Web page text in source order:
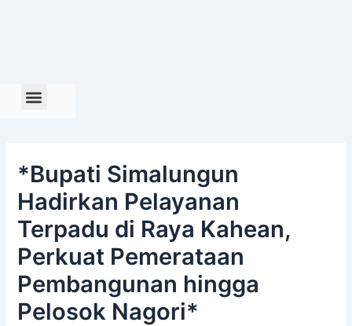
*Bupati Simalungun
Hadirkan Pelayanan
Terpadu di Raya Kahean,
Perkuat Pemerataan
Pembangunan hingga
Pelosok Nagori*